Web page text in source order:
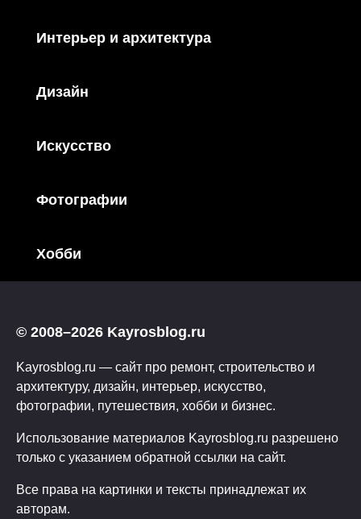
Интерьер и архитектура
Дизайн
Искусство
Фотографии
Хобби
© 2008–2026 Kayrosblog.ru
Kayrosblog.ru — сайт про ремонт, строительство и
архитектуру, дизайн, интерьер, искусство,
фотографии, путешествия, хобби и бизнес.
Использование материалов Kayrosblog.ru разрешено
только с указанием обратной ссылки на сайт.
Все права на картинки и тексты принадлежат их
авторам.